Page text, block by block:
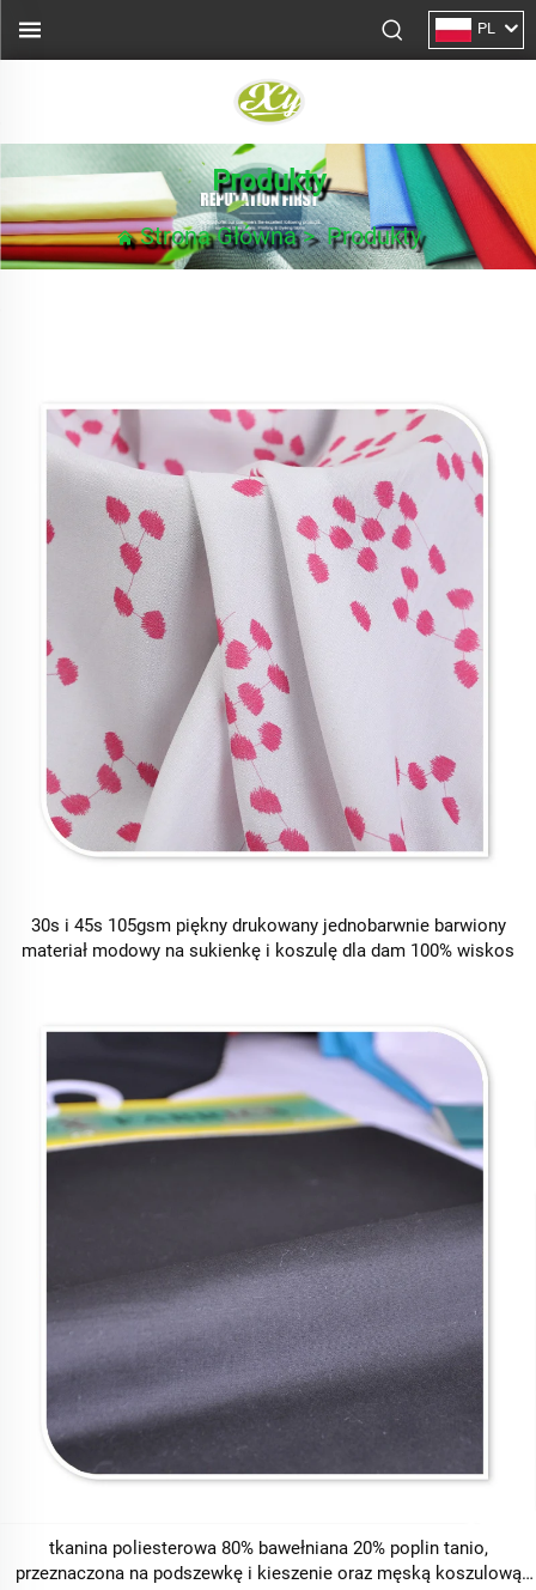
PL
Produkty
Strona Główna>Produkty
30s i 45s 105gsm piękny drukowany jednobarwnie barwiony
materiał modowy na sukienkę i koszulę dla dam 100% wiskos
tkanina poliesterowa 80% bawełniana 20% poplin tanio,
przeznaczona na podszewkę i kieszenie oraz męską koszulową